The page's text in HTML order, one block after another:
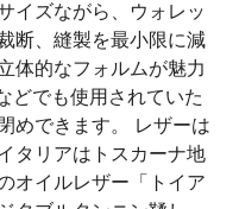
イズながら、ウォレッ
断、縫製を最小限に減
体的なフォルムが魅力
どでも使用されていた
めできます。 レザーは
タリアはトスカーナ地
オイルレザー「トイア